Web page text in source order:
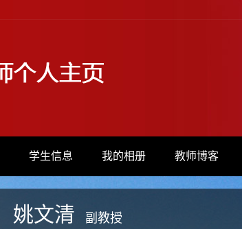
学生信息 我的相册 教师博客
姚文清 副教授